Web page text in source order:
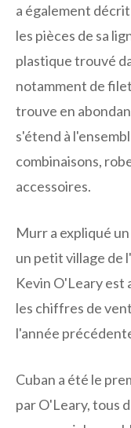
a également
les pièces de sa
plastique trouvé
notamment de
trouve en
s'étend à
combinaisons,
accessoires.
Murr a expliqué
un petit village de
Kevin O'Leary est
les chiffres de
l'année
Cuban a été le
par O'Leary, tous